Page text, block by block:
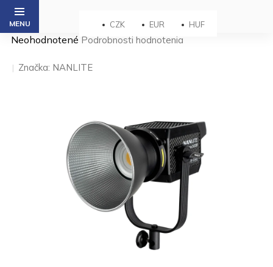
Prejsť
obsah
CZK EUR HUF
Priemerné
produktu
je
Neohodnotené Podrobnosti hodnotenia
Značka: NANLITE